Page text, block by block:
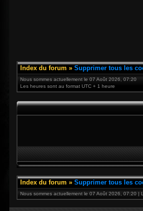
Index du forum » Supprimer tous les
Nous sommes actuellement le 07 Août 2026, 07:20
Les heures sont au format UTC + 1 heure
Index du forum » Supprimer tous les
Nous sommes actuellement le 07 Août 2026, 07:20 |